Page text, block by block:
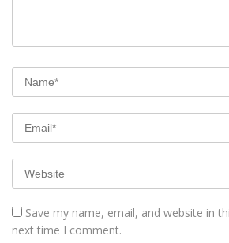
Save my name, email, and website in
next time I comment.